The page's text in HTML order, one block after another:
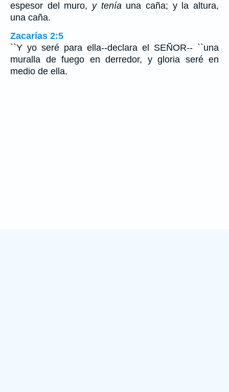
espesor del muro, y teníauna caña; y la altura,
una caña.
Zacarías 2:5
``Y yo seré para ella--declara el SEÑOR-- ``una
muralla de fuego en derredor, y gloria seré en
medio de ella.